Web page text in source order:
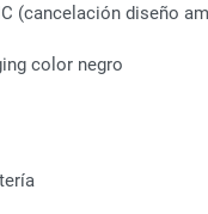
(cancelación diseño
color negro